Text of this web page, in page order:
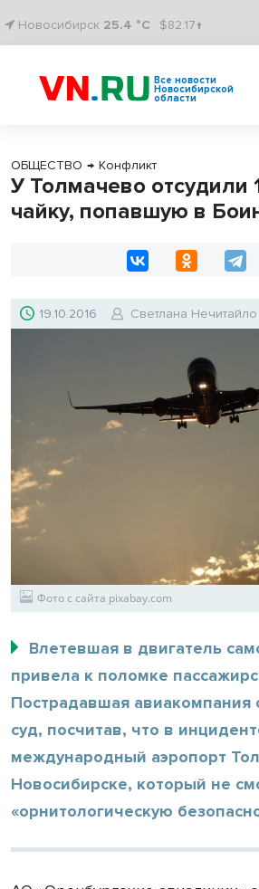
Новосибирск 25.4 °C $82.17↑
Все новости
Новосибирской
области
ОБЩЕСТВО → Конфликт
У Толмачево отсудили
чайку, попавшую в
19.10.2016 Светлана Нечитайло
Фото с сайта pixabay.com
Влетевшая в двигатель
привела к поломке
Пострадавшая авиакомпания
суд, посчитав, что в
международный аэропорт
Новосибирске, который не
«орнитологическую